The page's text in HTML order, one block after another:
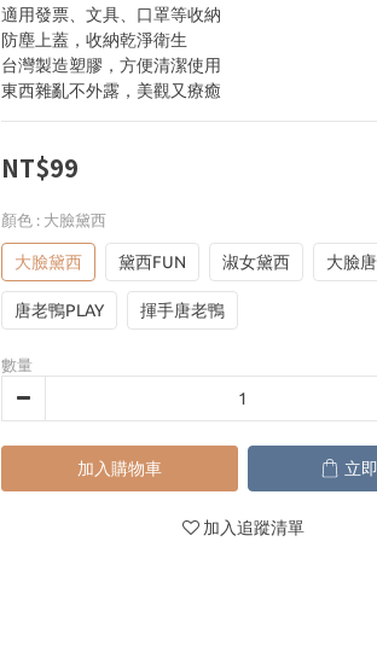
適用發票、文具、口罩等收納
防塵上蓋，收納乾淨衛生
台灣製造塑膠，方便清潔使用
東西雜亂不外露，美觀又療癒
NT$99
顏色 : 大臉黛西
大臉黛西 黛西FUN 淑女黛西 大臉
唐老鴨PLAY 揮手唐老鴨
數量
加入購物車 立
加入追蹤清單